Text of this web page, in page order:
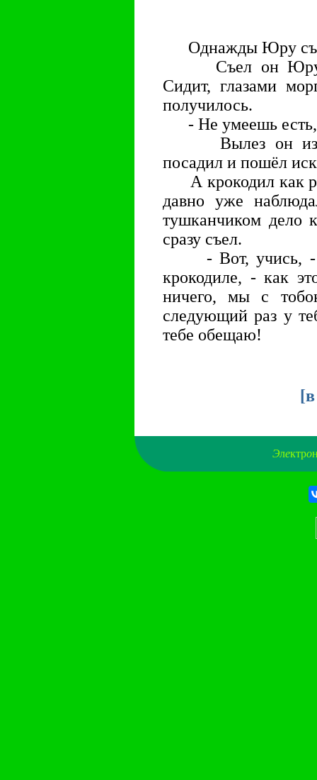
Однажды Юру
Съел он Юру,
Сидит, глазами
получилось.
- Не умеешь есть,
Вылез он из
посадил и пошёл
А крокодил как
давно уже
тушканчиком дело
сразу съел.
- Вот, учись, -
крокодиле, - как
ничего, мы с
следующий раз у
тебе обещаю!
[
Электро